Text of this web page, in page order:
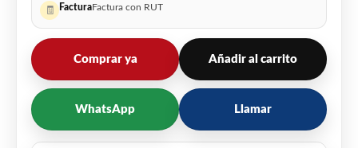
🧾 FacturaFactura con RUT
Comprar ya Añadir al carrito
WhatsApp Llamar